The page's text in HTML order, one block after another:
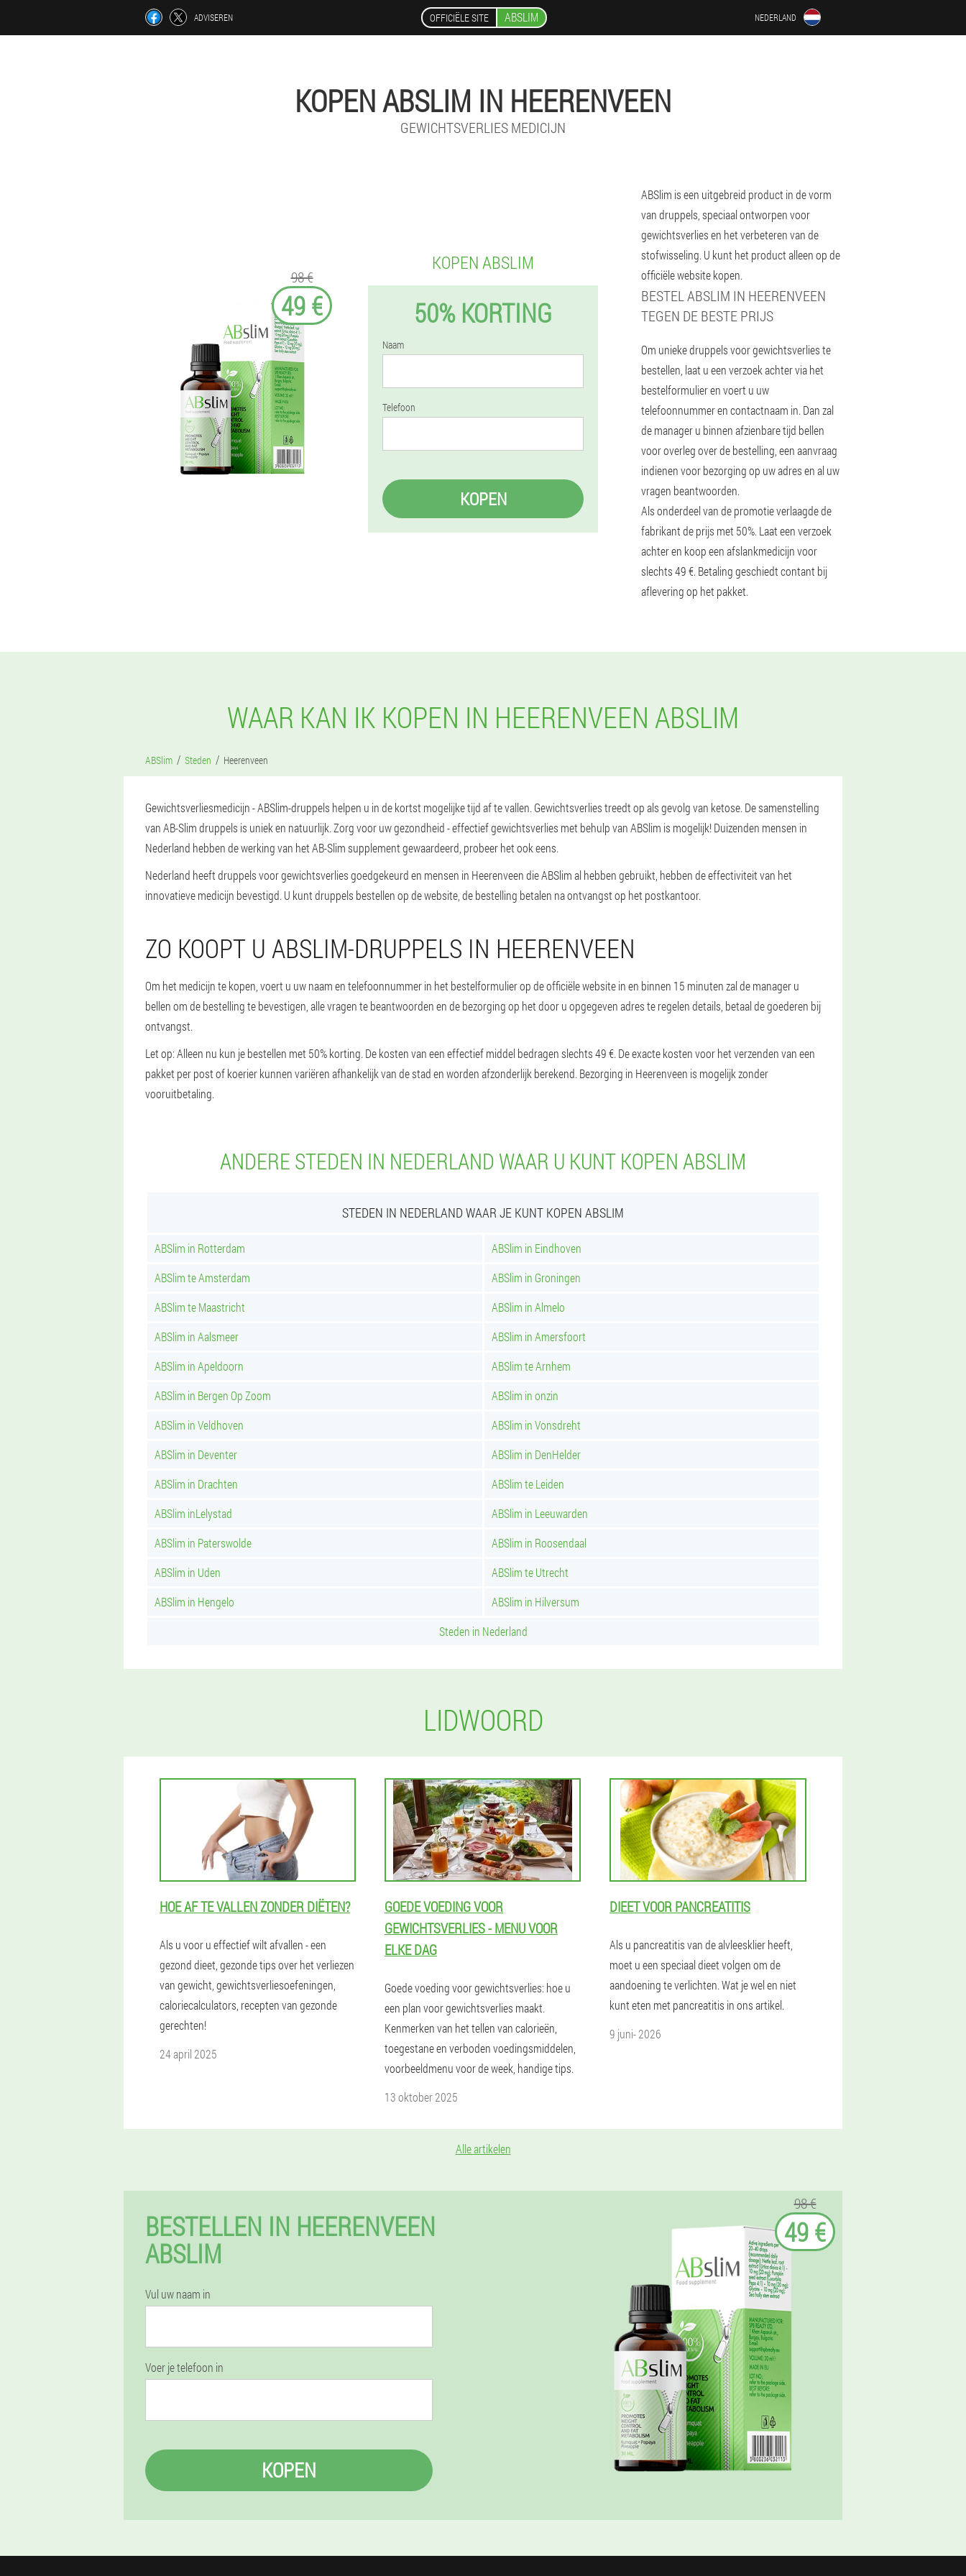
ADVISEREN OFFICIËLE SITE ABSLIM NEDERLAND
KOPEN ABSLIM IN HEERENVEEN
GEWICHTSVERLIES MEDICIJN
98 €
49 €
KOPEN ABSLIM
50% KORTING
Naam
Telefoon
KOPEN
ABSlim is een uitgebreid product in de vorm
van druppels, speciaal ontworpen voor
gewichtsverlies en het verbeteren van de
stofwisseling. U kunt het product alleen op de
officiële website kopen.
BESTEL ABSLIM IN HEERENVEEN
TEGEN DE BESTE PRIJS
Om unieke druppels voor gewichtsverlies te
bestellen, laat u een verzoek achter via het
bestelformulier en voert u uw
telefoonnummer en contactnaam in. Dan zal
de manager u binnen afzienbare tijd bellen
voor overleg over de bestelling, een aanvraag
indienen voor bezorging op uw adres en al uw
vragen beantwoorden.
Als onderdeel van de promotie verlaagde de
fabrikant de prijs met 50%. Laat een verzoek
achter en koop een afslankmedicijn voor
slechts 49 €. Betaling geschiedt contant bij
aflevering op het pakket.
WAAR KAN IK KOPEN IN HEERENVEEN ABSLIM
ABSlim Steden Heerenveen
Gewichtsverliesmedicijn - ABSlim-druppels helpen u in de kortst mogelijke tijd af te vallen. Gewichtsverlies treedt op als gevolg van ketose. De samenstelling
van AB-Slim druppels is uniek en natuurlijk. Zorg voor uw gezondheid - effectief gewichtsverlies met behulp van ABSlim is mogelijk! Duizenden mensen in
Nederland hebben de werking van het AB-Slim supplement gewaardeerd, probeer het ook eens.
Nederland heeft druppels voor gewichtsverlies goedgekeurd en mensen in Heerenveen die ABSlim al hebben gebruikt, hebben de effectiviteit van het
innovatieve medicijn bevestigd. U kunt druppels bestellen op de website, de bestelling betalen na ontvangst op het postkantoor.
ZO KOOPT U ABSLIM-DRUPPELS IN HEERENVEEN
Om het medicijn te kopen, voert u uw naam en telefoonnummer in het bestelformulier op de officiële website in en binnen 15 minuten zal de manager u
bellen om de bestelling te bevestigen, alle vragen te beantwoorden en de bezorging op het door u opgegeven adres te regelen details, betaal de goederen bij
ontvangst.
Let op: Alleen nu kun je bestellen met 50% korting. De kosten van een effectief middel bedragen slechts 49 €. De exacte kosten voor het verzenden van een
pakket per post of koerier kunnen variëren afhankelijk van de stad en worden afzonderlijk berekend. Bezorging in Heerenveen is mogelijk zonder
vooruitbetaling.
ANDERE STEDEN IN NEDERLAND WAAR U KUNT KOPEN ABSLIM
STEDEN IN NEDERLAND WAAR JE KUNT KOPEN ABSLIM
ABSlim in Rotterdam
ABSlim in Eindhoven
ABSlim te Amsterdam
ABSlim in Groningen
ABSlim te Maastricht
ABSlim in Almelo
ABSlim in Aalsmeer
ABSlim in Amersfoort
ABSlim in Apeldoorn
ABSlim te Arnhem
ABSlim in Bergen Op Zoom
ABSlim in onzin
ABSlim in Veldhoven
ABSlim in Vonsdreht
ABSlim in Deventer
ABSlim in DenHelder
ABSlim in Drachten
ABSlim te Leiden
ABSlim inLelystad
ABSlim in Leeuwarden
ABSlim in Paterswolde
ABSlim in Roosendaal
ABSlim in Uden
ABSlim te Utrecht
ABSlim in Hengelo
ABSlim in Hilversum
Steden in Nederland
LIDWOORD
HOE AF TE VALLEN ZONDER DIËTEN?
Als u voor u effectief wilt afvallen - een
gezond dieet, gezonde tips over het verliezen
van gewicht, gewichtsverliesoefeningen,
caloriecalculators, recepten van gezonde
gerechten!
24 april 2025
GOEDE VOEDING VOOR
GEWICHTSVERLIES - MENU VOOR
ELKE DAG
Goede voeding voor gewichtsverlies: hoe u
een plan voor gewichtsverlies maakt.
Kenmerken van het tellen van calorieën,
toegestane en verboden voedingsmiddelen,
voorbeeldmenu voor de week, handige tips.
13 oktober 2025
DIEET VOOR PANCREATITIS
Als u pancreatitis van de alvleesklier heeft,
moet u een speciaal dieet volgen om de
aandoening te verlichten. Wat je wel en niet
kunt eten met pancreatitis in ons artikel.
9 juni- 2026
Alle artikelen
BESTELLEN IN HEERENVEEN
ABSLIM
Vul uw naam in
Voer je telefoon in
KOPEN
98 €
49 €